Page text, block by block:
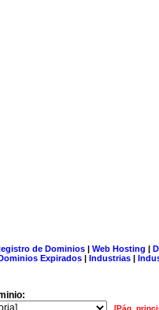
de Dominios| Web Hosting |
Expirados | Industrias |
[Pág.